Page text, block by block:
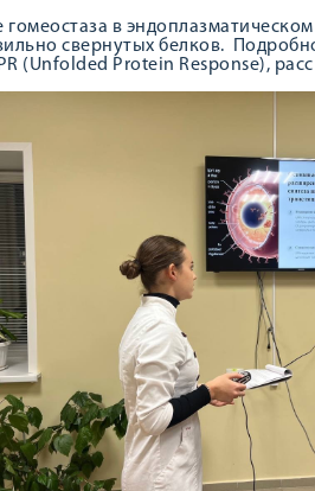
гомеостаза в
свернутых белков.
(Unfolded Protein Response),